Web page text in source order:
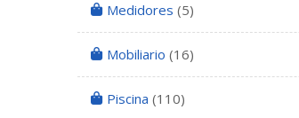
Medidores (5)
Mobiliario (16)
Piscina (110)